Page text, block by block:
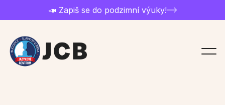
📣 Zapiš se do podzimní výuky!